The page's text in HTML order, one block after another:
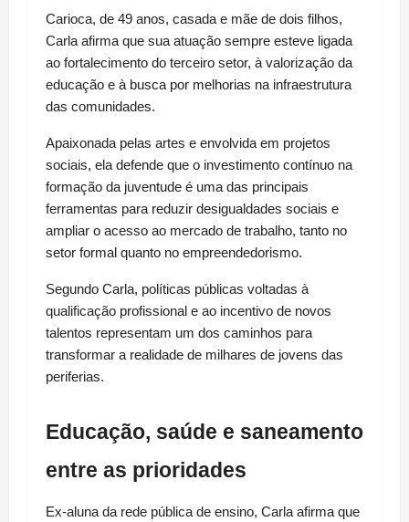
Carioca, de 49 anos, casada e mãe de dois filhos,
Carla afirma que sua atuação sempre esteve ligada
ao fortalecimento do terceiro setor, à valorização da
educação e à busca por melhorias na infraestrutura
das comunidades.
Apaixonada pelas artes e envolvida em projetos
sociais, ela defende que o investimento contínuo na
formação da juventude é uma das principais
ferramentas para reduzir desigualdades sociais e
ampliar o acesso ao mercado de trabalho, tanto no
setor formal quanto no empreendedorismo.
Segundo Carla, políticas públicas voltadas à
qualificação profissional e ao incentivo de novos
talentos representam um dos caminhos para
transformar a realidade de milhares de jovens das
periferias.
Educação, saúde e saneamento
entre as prioridades
Ex-aluna da rede pública de ensino, Carla afirma que